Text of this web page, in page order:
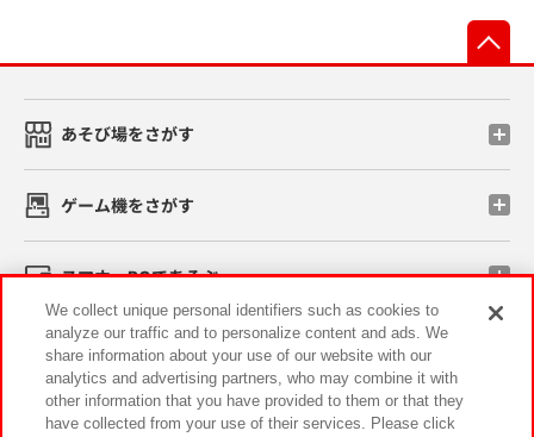
あそび場をさがす
ゲーム機をさがす
スマホ・PCであそぶ
イベント・キャンペーン
We collect unique personal identifiers such as cookies to
analyze our traffic and to personalize content and ads. We
share information about your use of our website with our
analytics and advertising partners, who may combine it with
other information that you have provided to them or that they
have collected from your use of their services. Please click